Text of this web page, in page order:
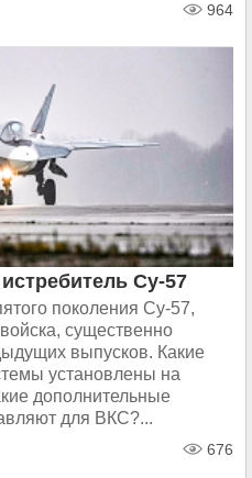
964
Су-57
поколения Су-57,
существенно
выпусков. Какие
установлены на
дополнительные
для ВКС?...
676